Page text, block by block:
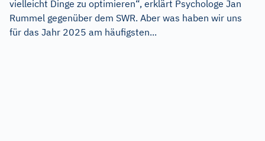
vielleicht Dinge zu optimieren“, erklärt Psychologe Jan
Rummel gegenüber dem SWR. Aber was haben wir uns
für das Jahr 2025 am häufigsten...